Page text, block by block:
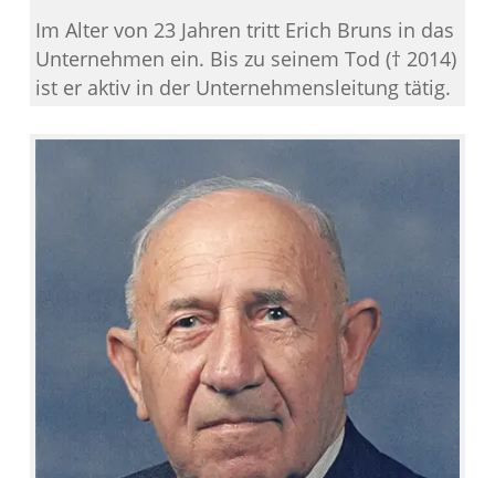
Im Alter von 23 Jahren tritt Erich Bruns in das
Unternehmen ein. Bis zu seinem Tod († 2014)
ist er aktiv in der Unternehmensleitung tätig.